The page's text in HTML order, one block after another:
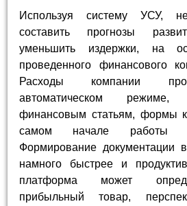
Используя систему УСУ,
составить прогнозы
уменьшить издержки, на
проведенного финансового
Расходы компании
автоматическом
финансовым статьям, формы
самом начале работы
Формирование документации в
намного быстрее и
платформа может
прибыльный товар,